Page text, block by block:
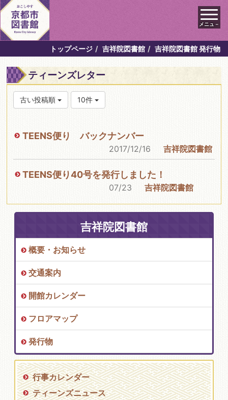
メニュ－
トップページ 吉祥院図書館 吉祥院図書館 発行物
ティーンズレター
古い投稿順 10件
TEENS便り バックナンバー
2017/12/16 吉祥院図書館
TEENS便り40号を発行しました！
07/23 吉祥院図書館
吉祥院図書館
概要・お知らせ
交通案内
開館カレンダー
フロアマップ
発行物
行事カレンダー
ティーンズニュース